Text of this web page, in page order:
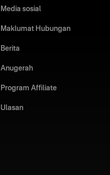
Media sosial
Maklumat Hubungan
Berita
Anugerah
Program Affiliate
Ulasan